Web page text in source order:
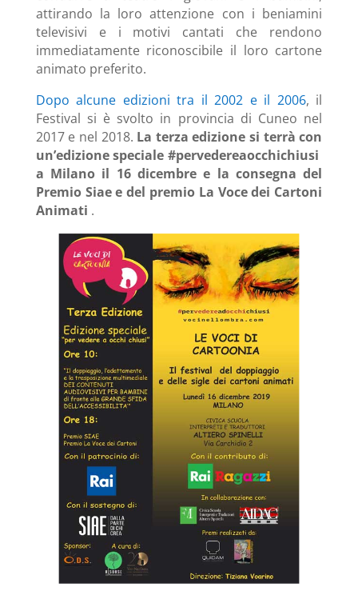
attirando la loro attenzione con i beniamini
televisivi e i motivi cantati che rendono
immediatamente riconoscibile il loro cartone
animato preferito.
Dopo alcune edizioni tra il 2002 e il 2006, il
Festival si è svolto in provincia di Cuneo nel
2017 e nel 2018. La terza edizione si terrà con
un’edizione speciale #pervedereaocchichiusi
a Milano il 16 dicembre e la consegna del
Premio Siae e del premio La Voce dei Cartoni
Animati .